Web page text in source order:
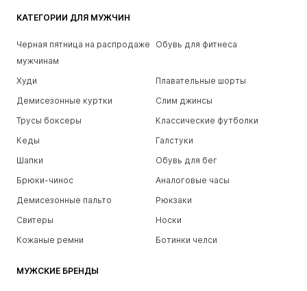
КАТЕГОРИИ ДЛЯ МУЖЧИН
Черная пятница на распродаже
мужчинам
Обувь для фитнеса
Худи
Плавательные шорты
Демисезонные куртки
Слим джинсы
Трусы боксеры
Классические футболки
Кеды
Галстуки
Шапки
Обувь для бег
Брюки-чинос
Аналоговые часы
Демисезонные пальто
Рюкзаки
Свитеры
Носки
Кожаные ремни
Ботинки челси
МУЖСКИЕ БРЕНДЫ